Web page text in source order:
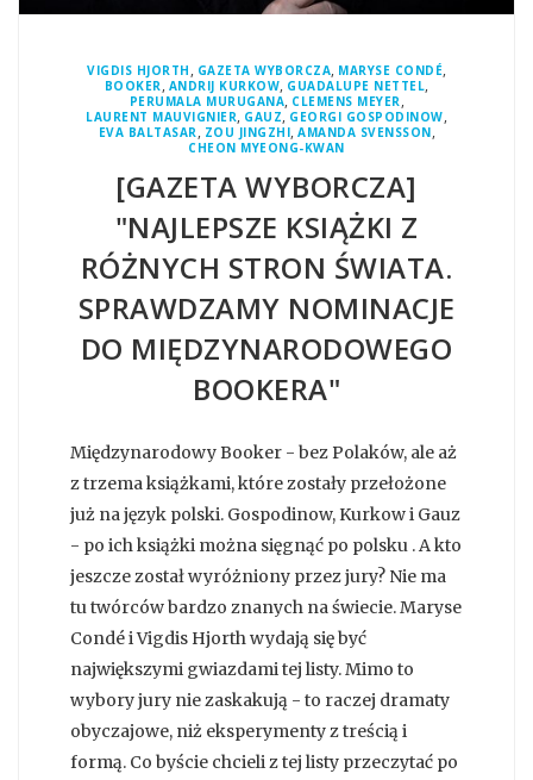
VIGDIS HJORTH , GAZETA WYBORCZA, MARYSE CONDÉ,
BOOKER, ANDRIJ KURKOW, GUADALUPE NETTEL,
PERUMALA MURUGANA, CLEMENS MEYER,
LAURENT MAUVIGNIER, GAUZ, GEORGI GOSPODINOW,
EVA BALTASAR, ZOU JINGZHI, AMANDA SVENSSON,
CHEON MYEONG-KWAN
[GAZETA WYBORCZA]
"NAJLEPSZE KSIĄŻKI Z
RÓŻNYCH STRON ŚWIATA.
SPRAWDZAMY NOMINACJE
DO MIĘDZYNARODOWEGO
BOOKERA"
Międzynarodowy Booker - bez Polaków, ale aż
z trzema książkami, które zostały przełożone
już na język polski. Gospodinow, Kurkow i Gauz
- po ich książki można sięgnąć po polsku . A kto
jeszcze został wyróżniony przez jury? Nie ma
tu twórców bardzo znanych na świecie. Maryse
Condé i Vigdis Hjorth wydają się być
największymi gwiazdami tej listy. Mimo to
wybory jury nie zaskakują - to raczej dramaty
obyczajowe, niż eksperymenty z treścią i
formą. Co byście chcieli z tej listy przeczytać po